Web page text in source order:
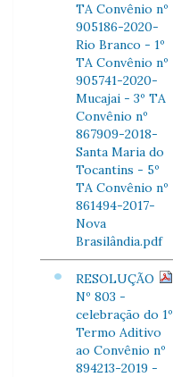
TA Convênio nº
905186-2020-
Rio Branco - 1º
TA Convênio nº
905741-2020-
Mucajai - 3º TA
Convênio nº
867909-2018-
Santa Maria do
Tocantins - 5º
TA Convênio nº
861494-2017-
Nova
Brasilândia.pdf
RESOLUÇÃO
Nº 803 -
celebração do 1º
Termo Aditivo
ao Convênio nº
894213-2019 -